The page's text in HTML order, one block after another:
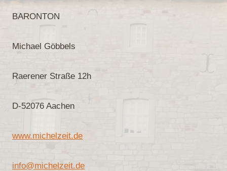
BARONTON
Michael Göbbels
Raerener Straße 12h
D-52076 Aachen
www.michelzeit.de
info@michelzeit.de